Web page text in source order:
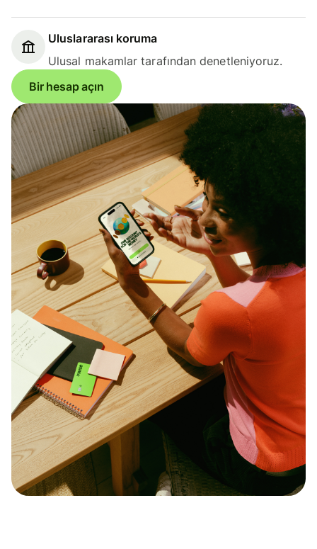
Uluslararası koruma
Ulusal makamlar tarafından denetleniyoruz.
Bir hesap açın